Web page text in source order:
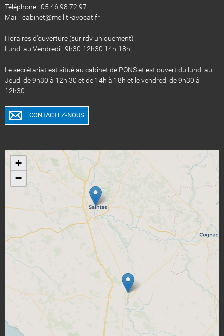
Téléphone : 05.46.98.72.97
Mail : cabinet@melliti-avocat.fr
Horaires d'ouverture (sur rdv uniquement) :
Lundi au Vendredi : 9h30-12h30 14h-18h
Le secrétariat est situé au cabinet de PONS et est ouvert du lundi au
Jeudi de 9h30 à 12h 30 et de 14h à 18h et le vendredi de 9h30 à
12h30
CONTACTEZ-NOUS
+
−